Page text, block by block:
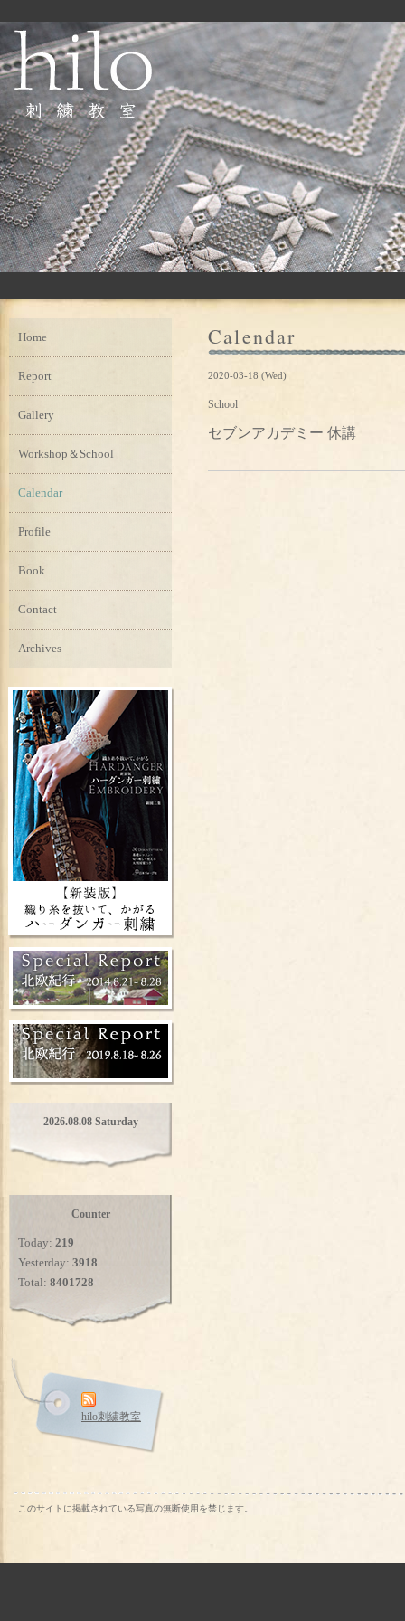
Calendar
2020-03-18 (Wed)
School
セブンアカデミー 休講
Home
Report
Gallery
Workshop＆School
Calendar
Profile
Book
Contact
Archives
2026.08.08 Saturday
Counter
Today: 219
Yesterday: 3918
Total: 8401728
hilo刺繍教室
このサイトに掲載されている写真の無断使用を禁じます。